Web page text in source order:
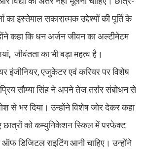
इस्तेमाल सकारात्मक उद्देश्यों की पूर्ति के
कहा कि धन अर्जन जीवन का अल्टीमेटम
जीवंतता का भी बड़ा महत्व है।
इंजीनियर, एजुकेटर एवं करियर पर विशेष
सौम्या सिंह ने अपने तेज तर्रार संबोधन से
से भर दिया। उन्होंने विशेष जोर देकर कहा
छात्रों को कम्युनिकेशन स्किल में परफेक्ट
डिजिटल राइटिंग आनी चाहिए। उन्होंने